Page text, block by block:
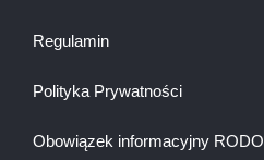
Regulamin
Polityka Prywatności
Obowiązek informacyjny RODO